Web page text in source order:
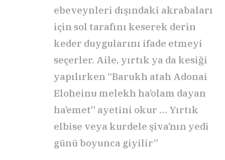
ebeveynleri dışındaki akrabaları
için sol tarafını keserek derin
keder duygularını ifade etmeyi
seçerler. Aile, yırtık ya da kesiği
yapılırken “Barukh atah Adonai
Eloheinu melekh ha’olam dayan
ha’emet” ayetini okur … Yırtık
elbise veya kurdele şiva’nın yedi
günü boyunca giyilir”